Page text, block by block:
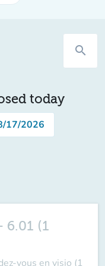
search
today
17/2026
6.01 (1
vous en visio (1